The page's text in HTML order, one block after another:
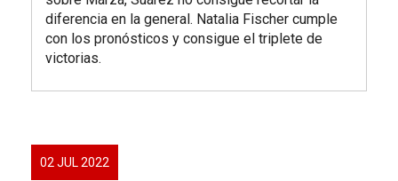
diferencia en la general. Natalia Fischer cumple
con los pronósticos y consigue el triplete de
victorias.
02 JUL 2022